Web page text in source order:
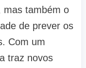
mas também o
de prever os
Com um
traz novos